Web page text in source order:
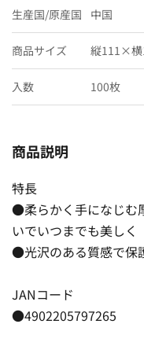
生産国/原産国 中国
商品サイズ 縦111×
入数 100枚
商品説明
特長
●柔らかく手になじむ
いでいつまでも美しく
●光沢のある質感で保
JANコード
●4902205797265